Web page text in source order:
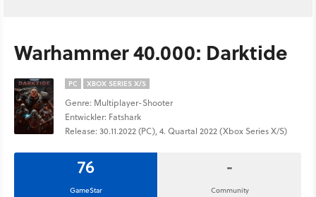
Warhammer 40.000: Darktide
PC XBOX SERIES X/S
Genre: Multiplayer-Shooter
Entwickler: Fatshark
Release: 30.11.2022 (PC), 4. Quartal 2022 (Xbox Series X/S)
76
GameStar
-
Community